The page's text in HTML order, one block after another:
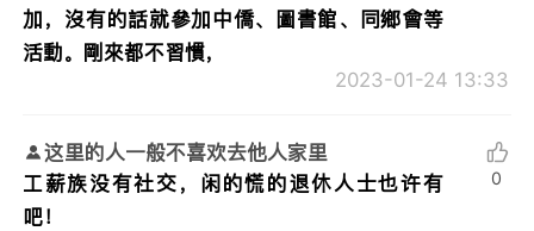
加，沒有的話就參加中僑、圖書館、同鄉會等
活動。剛來都不習慣，
2023-01-24 13:33
这里的人一般不喜欢去他人家里
工薪族没有社交，闲的慌的退休人士也许有
吧！
0